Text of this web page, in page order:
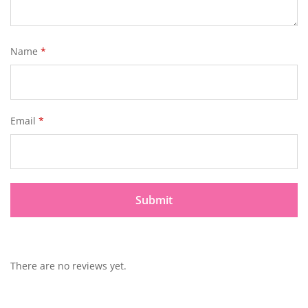
Name *
Email *
There are no reviews yet.